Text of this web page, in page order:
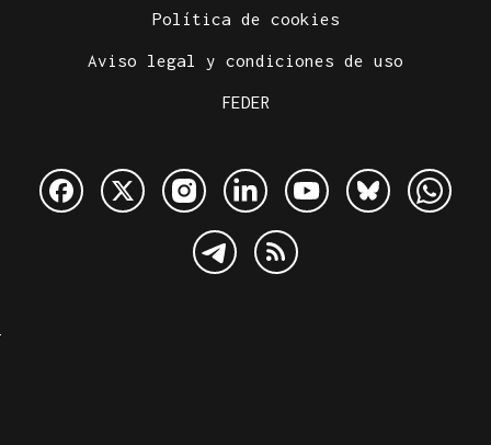
Política de cookies
Aviso legal y condiciones de uso
FEDER